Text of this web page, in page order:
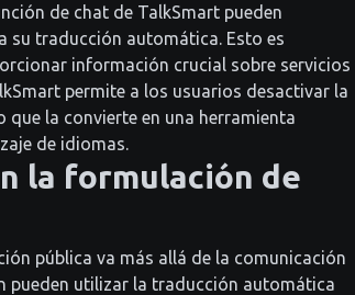
de chat de TalkSmart pueden
su traducción automática. Esto es
información crucial sobre servicios
permite a los usuarios desactivar la
la convierte en una herramienta
de idiomas.
la formulación de
pública va más allá de la comunicación
pueden utilizar la traducción automática